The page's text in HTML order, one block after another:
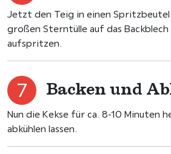
Jetzt den Teig in einen
großen Sterntülle auf das Backblech
aufspritzen.
Backen und
Nun die Kekse für ca. 8-10 Minuten
abkühlen lassen.